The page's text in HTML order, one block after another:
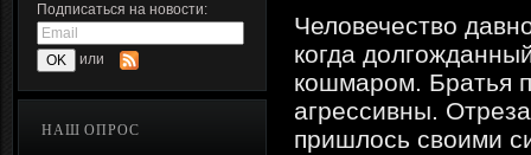
Подписаться на новости:
или
НАШ ОПРОС
Человечество
когда
кошмаром. Братья
агрессивны.
пришлось своими